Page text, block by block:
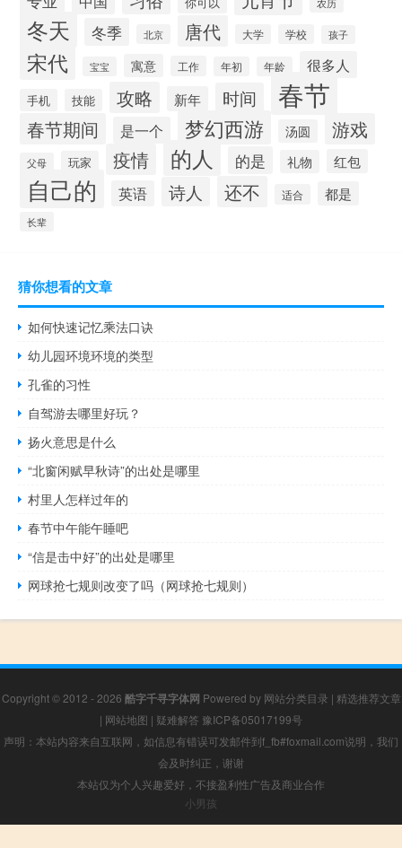
农历
冬天 冬季 北京 唐代 大学 学校 孩子
宋代 宝宝 寓意 工作 年初 年龄 很多人
手机 技能 攻略 新年 时间 春节
春节期间 是一个 梦幻西游 汤圆 游戏
父母 玩家 疫情 的人 的是 礼物 红包
自己的 英语 诗人 还不 适合 都是
长辈
猜你想看的文章
如何快速记忆乘法口诀
幼儿园环境环境的类型
孔雀的习性
自驾游去哪里好玩？
扬火意思是什么
“北窗闲赋早秋诗”的出处是哪里
村里人怎样过年的
春节中午能午睡吧
“信是击中好”的出处是哪里
网球抢七规则改变了吗（网球抢七规则）
Copyright © 2012 - 2026 酷字千寻字体网 Powered by 网站分类目录 | 精选推荐文章
| 网站地图 | 疑难解答 豫ICP备05017199号
声明：本站内容来自互联网，如信息有错误可发邮件到f_fb#foxmail.com说明，我们
会及时纠正，谢谢
本站仅为个人兴趣爱好，不接盈利性广告及商业合作
小男孩